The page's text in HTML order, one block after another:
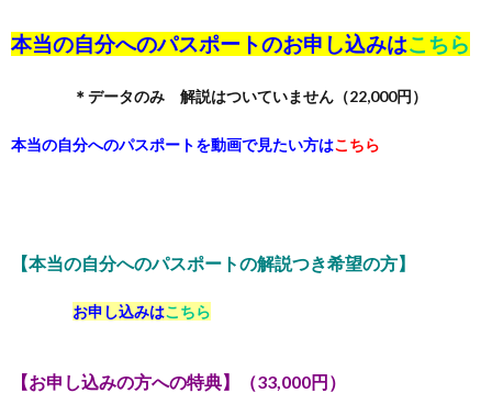
本当の自分へのパスポートのお申し込みはこちら
＊データのみ 解説はついていません（22,000円）
本当の自分へのパスポートを動画で見たい方はこちら
【本当の自分へのパスポートの解説つき希望の方】
お申し込みはこちら
【お申し込みの方への特典】（33,000円）